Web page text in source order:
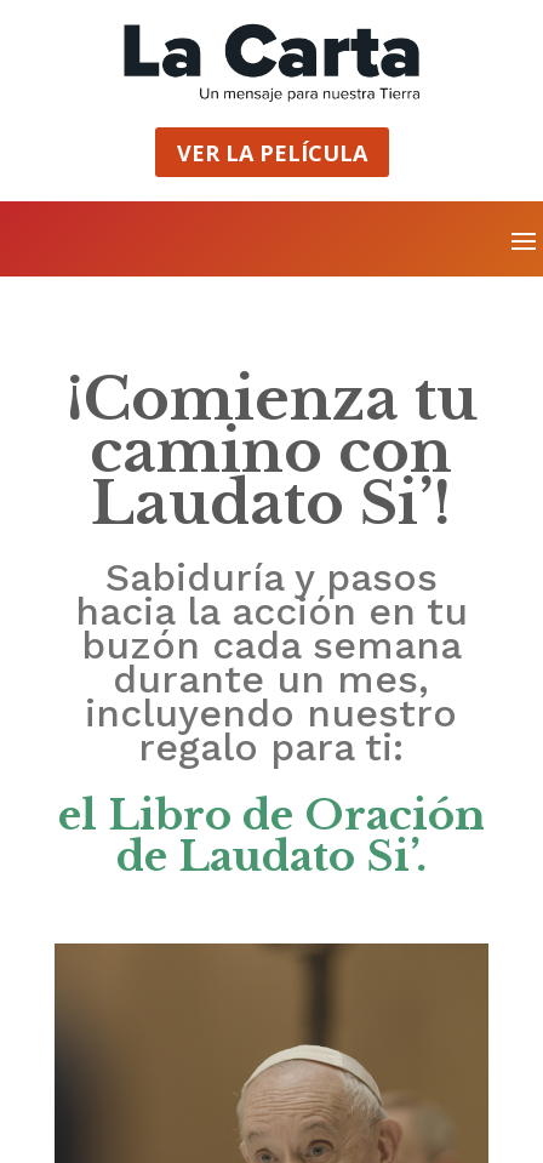
VER LA PELÍCULA
¡Comienza tu
camino con
Laudato Si’!
Sabiduría y pasos
hacia la acción en tu
buzón cada semana
durante un mes,
incluyendo nuestro
regalo para ti:
el Libro de Oración
de Laudato Si’.